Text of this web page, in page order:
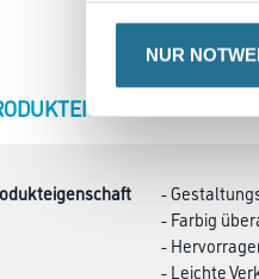
NUR
-
- Farbig
-
- Leichte